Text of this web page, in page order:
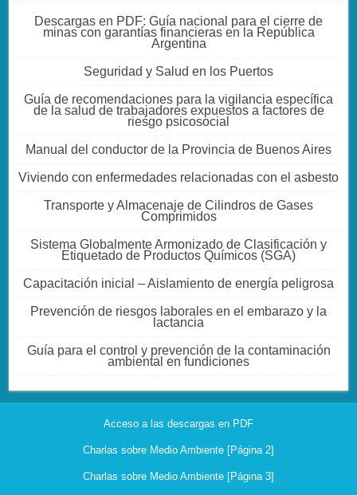
Descargas en PDF: Guía nacional para el cierre de
minas con garantías financieras en la República
Argentina
Seguridad y Salud en los Puertos
Guía de recomendaciones para la vigilancia específica
de la salud de trabajadores expuestos a factores de
riesgo psicosocial
Manual del conductor de la Provincia de Buenos Aires
Viviendo con enfermedades relacionadas con el asbesto
Transporte y Almacenaje de Cilindros de Gases
Comprimidos
Sistema Globalmente Armonizado de Clasificación y
Etiquetado de Productos Químicos (SGA)
Capacitación inicial – Aislamiento de energía peligrosa
Prevención de riesgos laborales en el embarazo y la
lactancia
Guía para el control y prevención de la contaminación
ambiental en fundiciones
Acceso a las descargas en PDF
Charlas sobre Medio Ambiente [Página 2]
Charlas sobre Medio Ambiente [Página 3]